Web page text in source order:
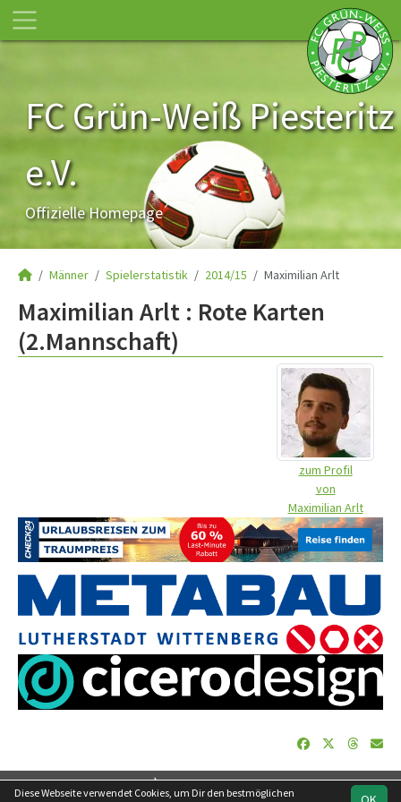
FC Grün-Weiß Piesteritz
e.V.
Offizielle Homepage
Männer Spielerstatistik 2014/15 Maximilian Arlt
Maximilian Arlt : Rote Karten
(2.Mannschaft)
zum Profil
von
Maximilian Arlt
soccero.de
Diese Webseite verwendet Cookies, um Dir den bestmöglichen